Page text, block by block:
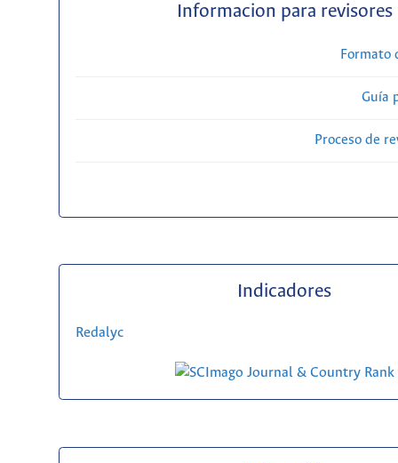
Informacion para revisores
Formato
Guía
Proceso de
Indicadores
Redalyc